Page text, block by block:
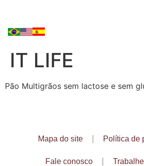
IT LIFE
Pão Multigrãos sem lactose e sem
Mapa do site Política de
Fale conosco